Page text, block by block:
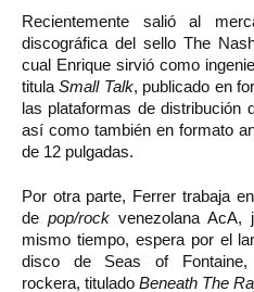
Recientemente salió al
discográfica del sello The
cual Enrique sirvió como
titulaSmall Talk, publicado en
las plataformas de distribución
así como también en formato
de 12 pulgadas.
Por otra parte, Ferrer trabaja
de pop/rockvenezolana AcA,
mismo tiempo, espera por el
disco de Seas of Fontaine,
rockera, titulado Beneath The